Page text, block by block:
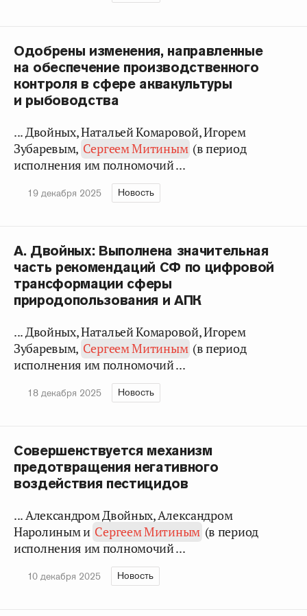
Одобрены изменения, направленные
на обеспечение производственного
контроля в сфере аквакультуры
и рыбоводства
... Двойных, Натальей Комаровой, Игорем
Зубаревым, Сергеем Митиным (в период
исполнения им полномочий ...
19 декабря 2025 Новость
А. Двойных: Выполнена значительная
часть рекомендаций СФ по цифровой
трансформации сферы
природопользования и АПК
... Двойных, Натальей Комаровой, Игорем
Зубаревым, Сергеем Митиным (в период
исполнения им полномочий ...
18 декабря 2025 Новость
Совершенствуется механизм
предотвращения негативного
воздействия пестицидов
... Александром Двойных, Александром
Наролиным и Сергеем Митиным (в период
исполнения им полномочий ...
10 декабря 2025 Новость